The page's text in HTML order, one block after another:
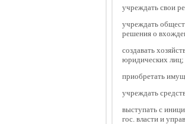
учреждать свои
учреждать
решения о
создавать
юридических лиц;
приобретать
учреждать
выступать с
гос. власти и